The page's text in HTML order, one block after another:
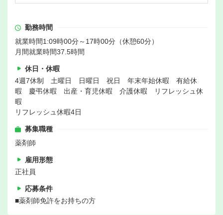
勤務時間
就業時間1:09時00分～17時00分（休憩60分）
月間就業時間37.5時間
休日・休暇
4週7休制 土曜日 日曜日 祝日 年末年始休暇 有給休
暇 慶弔休暇 出産・育児休暇 介護休暇 リフレッシュ休
暇
リフレッシュ休暇4日
募集職種
薬剤師
雇用形態
正社員
応募条件
■薬剤師免許をお持ちの方